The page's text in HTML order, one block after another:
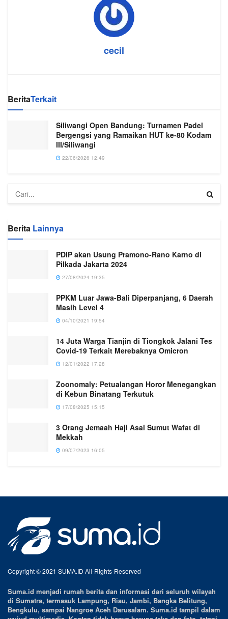
cecil
BeritaTerkait
Siliwangi Open Bandung: Turnamen Padel
Bergengsi yang Ramaikan HUT ke-80 Kodam
III/Siliwangi
22/06/2026 12:49
Berita Lainnya
PDIP akan Usung Pramono-Rano Karno di
Pilkada Jakarta 2024
27/08/2024 19:35
PPKM Luar Jawa-Bali Diperpanjang, 6 Daerah
Masih Level 4
04/10/2021 19:54
14 Juta Warga Tianjin di Tiongkok Jalani Tes
Covid-19 Terkait Merebaknya Omicron
12/01/2022 17:28
Zoonomaly: Petualangan Horor Menegangkan
di Kebun Binatang Terkutuk
17/08/2025 15:15
3 Orang Jemaah Haji Asal Sumut Wafat di
Mekkah
09/07/2023 16:05
Copyright © 2021 SUMA.ID All-Rights-Reserved
Suma.id menjadi rumah berita dan informasi dari seluruh wilayah
di Sumatra, termasuk Lampung, Riau, Jambi, Bangka Belitung,
Bengkulu, sampai Nangroe Aceh Darusalam. Suma.id tampil dalam